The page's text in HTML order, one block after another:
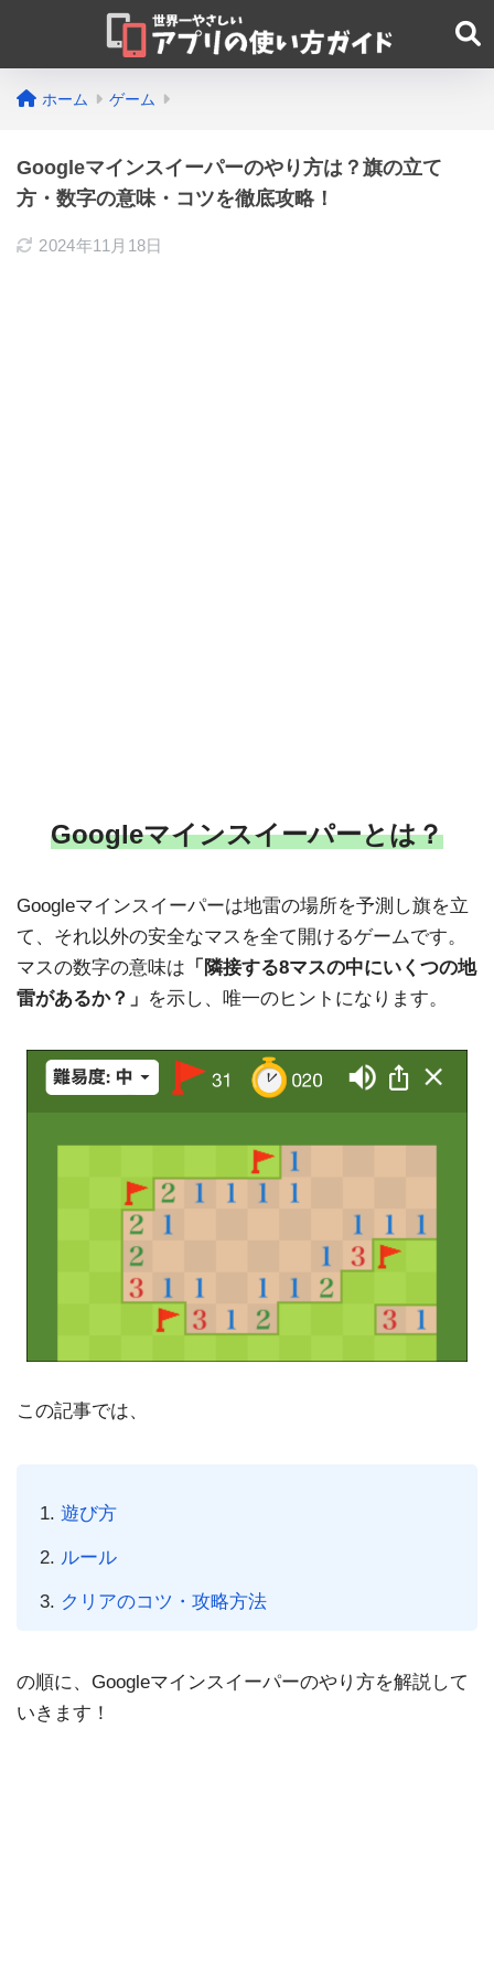
ホーム ゲーム
Googleマインスイーパーのやり方は？旗の立て
方・数字の意味・コツを徹底攻略！
2024年11月18日
Googleマインスイーパーとは？
Googleマインスイーパーは地雷の場所を予測し旗を立
て、それ以外の安全なマスを全て開けるゲームです。
マスの数字の意味は 「隣接する8マスの中にいくつの地
雷があるか？」 を示し、唯一のヒントになります。
この記事では、
遊び方
ルール
クリアのコツ・攻略方法
の順に、Googleマインスイーパーのやり方を解説して
いきます！